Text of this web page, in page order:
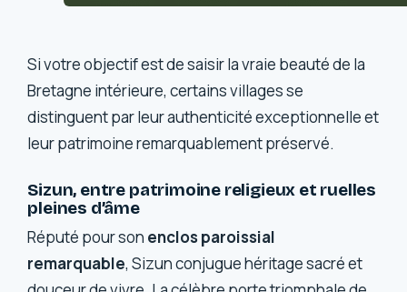
Si votre objectif est de saisir la vraie beauté de la
Bretagne intérieure, certains villages se
distinguent par leur authenticité exceptionnelle et
leur patrimoine remarquablement préservé.
Sizun, entre patrimoine religieux et ruelles
pleines d’âme
Réputé pour son enclos paroissial
remarquable, Sizun conjugue héritage sacré et